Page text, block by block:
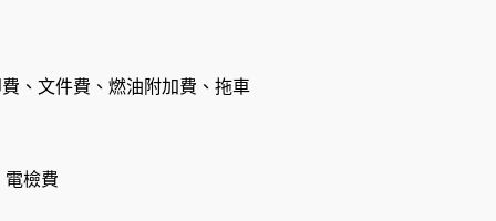
、文件費、燃油附加費、拖車
檢費